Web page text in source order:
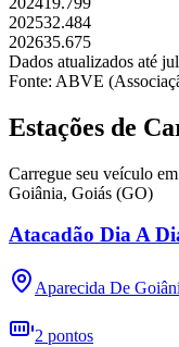
202532.484
202635.675
Dados atualizados até
Fonte: ABVE
Estações de
Carregue seu veículo
Goiânia, Goiás (GO)
Atacadão Dia A
Aparecida De
2 pontos